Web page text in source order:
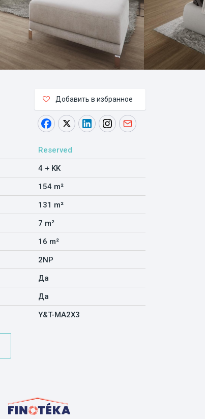
Добавить в избранное
Reserved
4 + KK
154 m²
131 m²
7 m²
16 m²
2NP
Да
Да
Y&T-MA2X3